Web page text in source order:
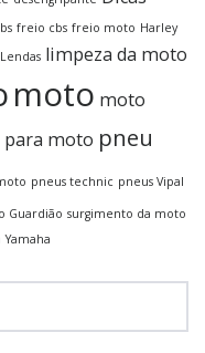
freio cbs freio moto Harley
Lendas limpeza da moto
moto moto
para moto pneu
pneus technic pneus Vipal
Guardião surgimento da moto
Yamaha